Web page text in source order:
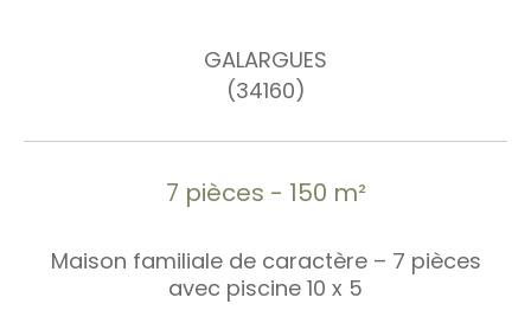
GALARGUES
(34160)
7 pièces - 150 m²
Maison familiale de caractère – 7 pièces
avec piscine 10 x 5